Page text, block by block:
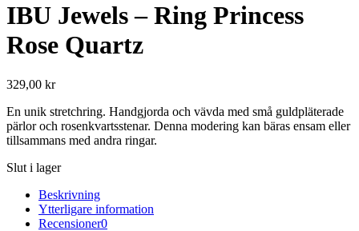
IBU Jewels – Ring Princess
Rose Quartz
329,00 kr
En unik stretchring. Handgjorda och vävda med små guldpläterade
pärlor och rosenkvartsstenar. Denna modering kan bäras ensam eller
tillsammans med andra ringar.
Slut i lager
Beskrivning
Ytterligare information
Recensioner0